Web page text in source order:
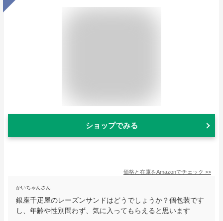
ショップでみる
価格と在庫をAmazonでチェック >>
かいちゃんさん
銀座千疋屋のレーズンサンドはどうでしょうか？個包装です
し、年齢や性別問わず、気に入ってもらえると思います